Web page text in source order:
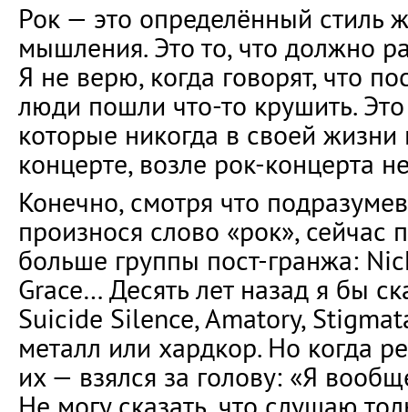
Рок — это определённый стиль
мышления. Это то, что должно
Я не верю, когда говорят, что
люди пошли что-то крушить.
которые никогда в своей жизни
концерте, возле рок-концерта
Конечно, смотря что
произнося слово «рок», сейчас
больше группы пост-гранжа:
Grace… Десять лет назад я бы
Suicide Silence, Amatory,
металл или хардкор. Но когда
их — взялся за голову: «Я